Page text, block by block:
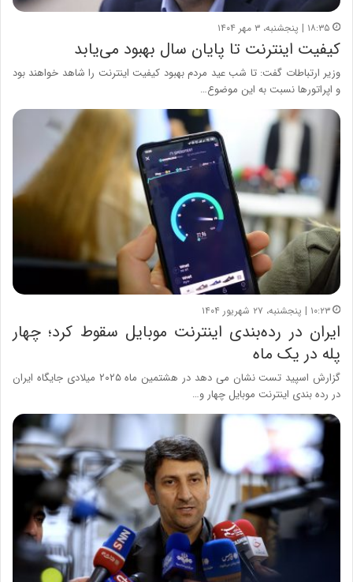
۱۸:۳۵ | پنجشنبه، ۳ مهر ۱۴۰۴
کیفیت اینترنت تا پایان سال بهبود می‌یابد
وزیر ارتباطات گفت: تا شب عید مردم بهبود کیفیت اینترنت را شاهد خواهند بود
و اپراتورها نسبت به این موضوع…
۱۰:۲۳ | پنجشنبه، ۲۷ شهریور ۱۴۰۴
ایران در رده‌بندی اینترنت موبایل سقوط کرد؛ چهار
پله در یک ماه
گزارش اسپید تست نشان می دهد در هشتمین ماه ۲۰۲۵ میلادی جایگاه ایران
در رده بندی اینترنت موبایل چهار و…